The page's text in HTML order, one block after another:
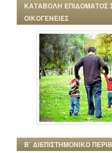
ΚΑΤΑΒΟΛΗ ΕΠΙΔΟΜΑΤΟΣ
ΟΙΚΟΓΕΝΕΙΕΣ
Β΄ ΔΙΕΠΙΣΤΗΜΟΝΙΚΟ